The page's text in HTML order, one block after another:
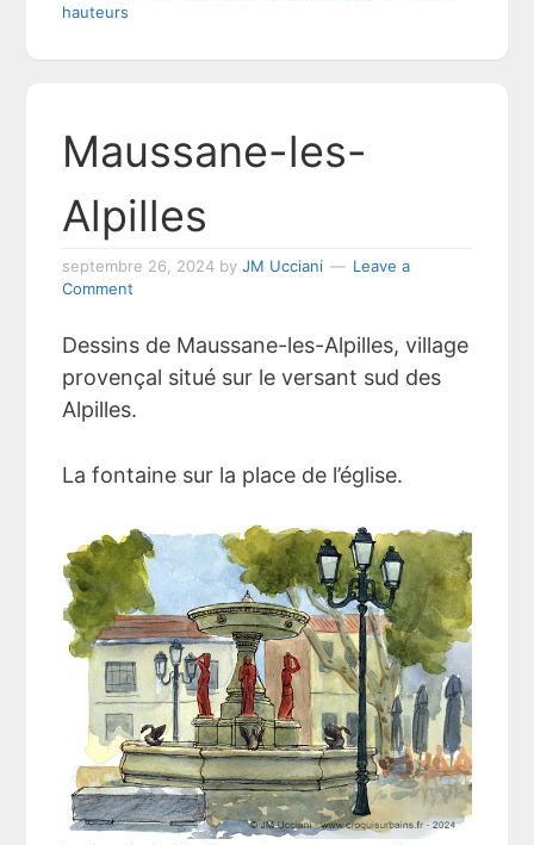
hauteurs
Maussane-les-
Alpilles
septembre 26, 2024 byJM Ucciani
Leave a
Comment
Dessins de Maussane-les-Alpilles, village
provençal situé sur le versant sud des
Alpilles.
La fontaine sur la place de l’église.